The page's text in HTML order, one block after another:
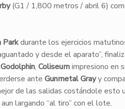
(G1 / 1,800 metros / abril 6)
Parkdurante los ejercicios
y desde el aparato”,
Godolphin, Coliseumimpresiono en
ante Gunmetal Grayy
de las salidas costándole esto
largando “al tiro” con el lote.